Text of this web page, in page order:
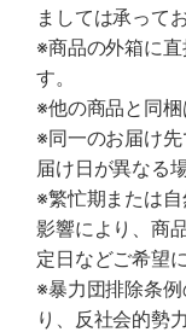
ましては承って
※商品の外箱に
す。
※他の商品と同梱
※同一のお届け
届け日が異なる
※繁忙期または
影響により、商
定日などご希望
※暴力団排除条
り、反社会的勢